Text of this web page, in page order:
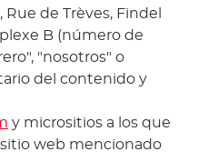
de Trèves, Findel
B (número de
"nosotros" o
del contenido y
y micrositios a los que
web mencionado